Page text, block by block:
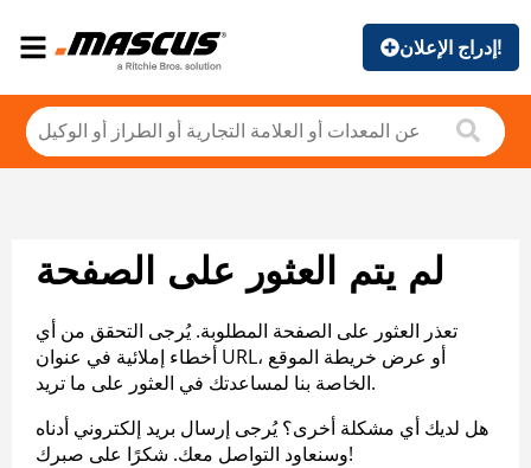
إدراج الإعلان!
لم يتم العثور على الصفحة
تعذر العثور على الصفحة المطلوبة. يُرجى التحقق من أي
أخطاء إملائية في عنوان URL، أو عرض خريطة الموقع
الخاصة بنا لمساعدتك في العثور على ما تريد.
هل لديك أي مشكلة أخرى؟ يُرجى إرسال بريد إلكتروني أدناه
وسنعاود التواصل معك. شكرًا على صبرك!